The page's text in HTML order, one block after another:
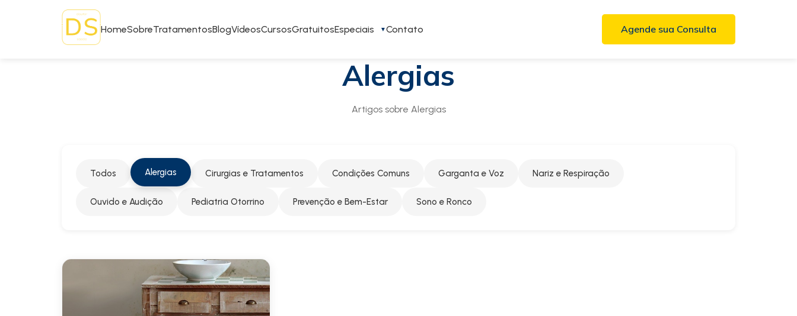
HomeSobreTratamentosBlogVídeosCursosGratuitosEspeciais Contato Agende sua Consulta
Alergias
Artigos sobre Alergias
Todos Alergias Cirurgias e Tratamentos Condições Comuns Garganta e Voz Nariz e Respiração
Ouvido e Audição Pediatria Otorrino Prevenção e Bem-Estar Sono e Ronco